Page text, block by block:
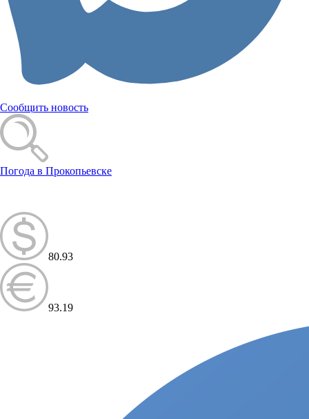
Сообщить новость
Погода в Прокопьевске
80.93
93.19